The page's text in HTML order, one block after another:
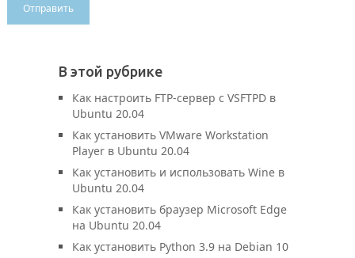
В этой рубрике
Как настроить FTP-сервер с VSFTPD в
Ubuntu 20.04
Как установить VMware Workstation
Player в Ubuntu 20.04
Как установить и использовать Wine в
Ubuntu 20.04
Как установить браузер Microsoft Edge
на Ubuntu 20.04
Как установить Python 3.9 на Debian 10